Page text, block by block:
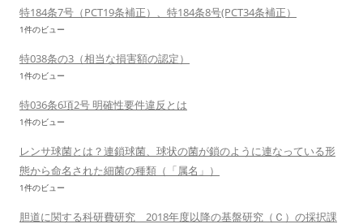
特184条7号（PCT19条補正）、特184条8号(PCT34条補正）
1件のビュー
特038条の3（相当な損害額の認定）
1件のビュー
特036条6項2号 明確性要件違反とは
1件のビュー
レンサ球菌とは？連鎖球菌、球状の菌が鎖のように連なっている形
態から命名された細菌の種類（「属名」）
1件のビュー
胆道に関する科研費研究 2018年度以降の基盤研究（Ｃ）の採択課